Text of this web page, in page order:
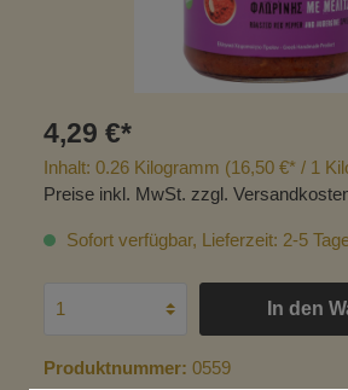
4,29 €*
Inhalt: 0.26 Kilogramm (16,50 €* / 1
Preise inkl. MwSt. zzgl.
Sofort verfügbar, Lieferzeit: 2-5
In den
Produktnummer: 0559